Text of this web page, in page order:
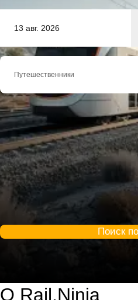
13 авг. 2026
Путешественники
Поиск
О Rail.Ninja